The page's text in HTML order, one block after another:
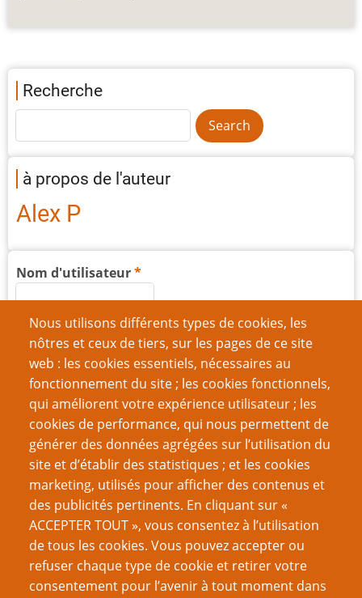
Nous utilisons différents types de cookies, les
nôtres et ceux de tiers, sur les pages de ce site
web : les cookies essentiels, nécessaires au
fonctionnement du site ; les cookies fonctionnels,
qui améliorent votre expérience utilisateur ; les
cookies de performance, qui nous permettent de
générer des données agrégées sur l’utilisation du
site et d’établir des statistiques ; et les cookies
marketing, utilisés pour afficher des contenus et
des publicités pertinents. En cliquant sur «
ACCEPTER TOUT », vous consentez à l’utilisation
de tous les cookies. Vous pouvez accepter ou
refuser chaque type de cookie et retirer votre
consentement pour l’avenir à tout moment dans
Recherche
à propos de l'auteur
Alex P
Nom d'utilisateur
Mot de passe
Créer un nouveau compte
Réinitialiser votre mot de passe
VOUS AIMEREZ AUSSI
Soyez de meilleurs joueurs : connais-toi toi même
Introduction aux contrats sociaux